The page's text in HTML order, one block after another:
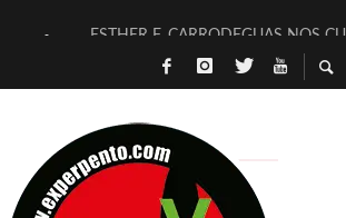
ESTHER F. CARRODEGUAS NOS
[TERRA DE GUAPES] DE
TIMBRE 4, LA ESCUELA DEL
30 AÑOS (NO ES NADA) DE LA